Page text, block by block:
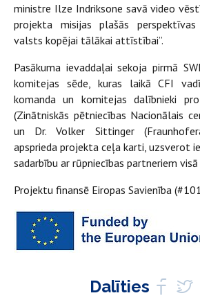
ministre Ilze Indriksone savā video
projekta misijas plašās perspektīvas
valsts kopējai tālākai attīstībai”.
Pasākuma ievaddaļai sekoja pirmā
komitejas sēde, kuras laikā CFI
komanda un komitejas dalībnieki
(Zinātniskās pētniecības Nacionālais
un Dr. Volker Sittinger
apsprieda projekta ceļa karti, uzsverot
sadarbību ar rūpniecības partneriem visā
Projektu finansē Eiropas Savienība
Dalīties